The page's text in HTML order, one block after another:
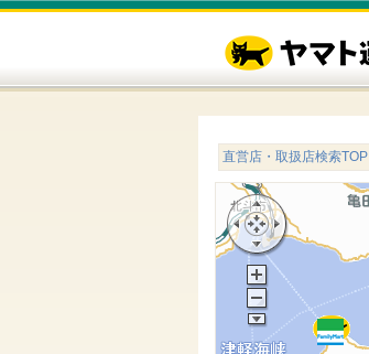
直営店・取扱店検索TOP